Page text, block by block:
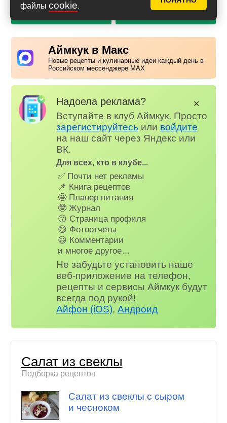
файлы cookie.
PDF с фото PDF без фото
Аймкук в Макс
Новые рецепты и кулинарные идеи каждый день в
Российском мессенджере MAX
Надоела реклама?
Вступайте в клуб Аймкук. Просто
зарегистируйтесь или войдите
на наш сайт через Яндекс или
ВК.
Для всех, кто в клубе...
✅ Почти нет рекламы
📌 Книга рецептов
🤩 Планер питания
🤓 Журнал
😗 Страница профиля
😋 Фотоотчеты
😃 Комментарии
и многое другое…
Не забудьте установить наше
веб-приложение на телефон,
рецепты и сервисы Аймкук будут
всегда под рукой!
Айфон (iOS),Андроид
✕
Салат из свеклы
Подборка рецептов
Салат из свеклы с сыром
и чесноком